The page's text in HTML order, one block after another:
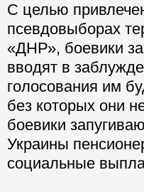
С целью
псевдовыборах
«ДНР», боевики
вводят в
голосования им
без которых они
боевики
Украины
социальные